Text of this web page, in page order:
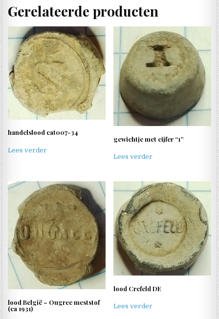
Gerelateerde producten
handelslood cat007-34
Lees verder
gewichtje met cijfer “1”
Lees verder
lood België – Ougree meststof
(ca 1931)
lood Crefeld DE
Lees verder